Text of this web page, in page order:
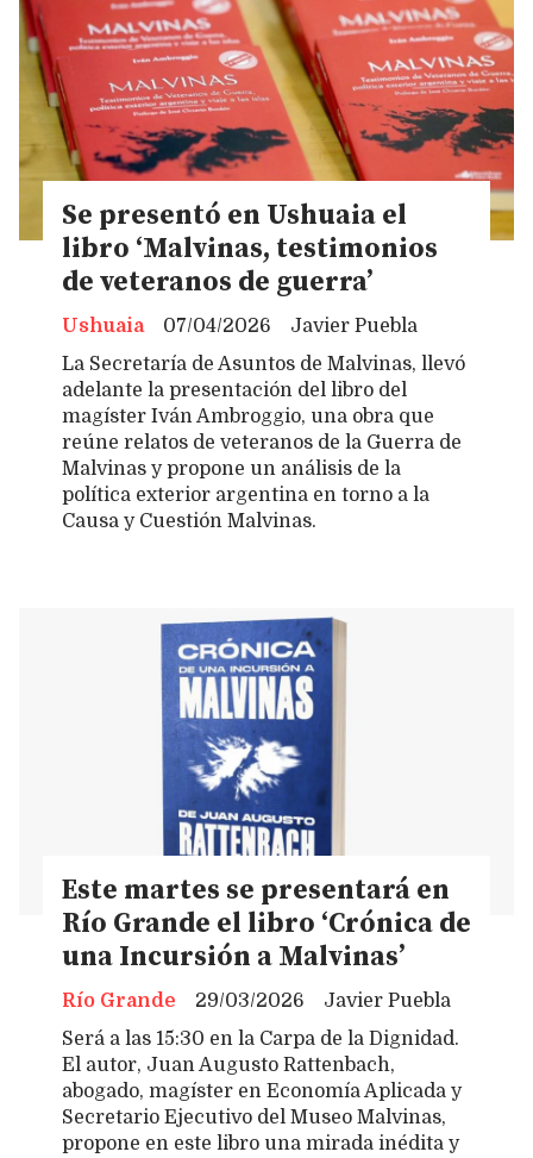
Se presentó en Ushuaia el
libro ‘Malvinas, testimonios
de veteranos de guerra’
Javier Puebla
Ushuaia
07/04/2026
La Secretaría de Asuntos de Malvinas, llevó
adelante la presentación del libro del
magíster Iván Ambroggio, una obra que
reúne relatos de veteranos de la Guerra de
Malvinas y propone un análisis de la
política exterior argentina en torno a la
Causa y Cuestión Malvinas.
Este martes se presentará en
Río Grande el libro ‘Crónica de
una Incursión a Malvinas’
Javier Puebla
Río Grande
29/03/2026
Será a las 15:30 en la Carpa de la Dignidad.
El autor, Juan Augusto Rattenbach,
abogado, magíster en Economía Aplicada y
Secretario Ejecutivo del Museo Malvinas,
propone en este libro una mirada inédita y